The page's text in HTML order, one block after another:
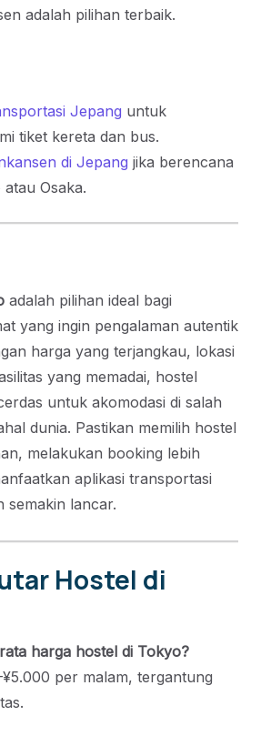
adalah pilihan terbaik.
Jepang untuk
tiket kereta dan bus.
di Jepang jika berencana
Osaka.
adalah pilihan ideal bagi
yang ingin pengalaman autentik
harga yang terjangkau, lokasi
yang memadai, hostel
untuk akomodasi di salah
dunia. Pastikan memilih hostel
melakukan booking lebih
aplikasi transportasi
semakin lancar.
Hostel di
harga hostel di Tokyo?
per malam, tergantung